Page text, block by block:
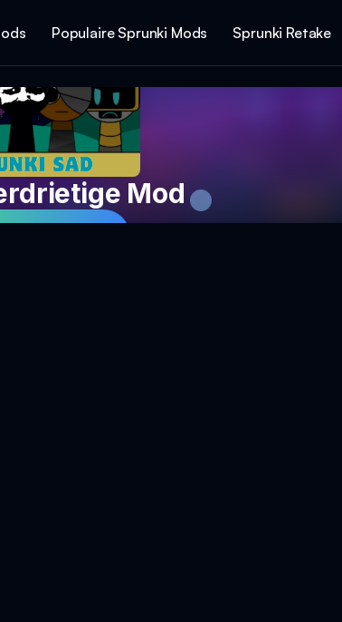
Populaire Sprunki Mods Sprunki Retake
Mod